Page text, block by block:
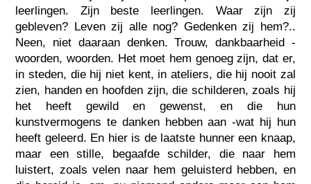
leerlingen. Zijn beste leerlingen. Waar zijn zij
gebleven? Leven zij alle nog? Gedenken zij hem?..
Neen, niet daaraan denken. Trouw, dankbaarheid -
woorden, woorden. Het moet hem genoeg zijn, dat er,
in steden, die hij niet kent, in ateliers, die hij nooit zal
zien, handen en hoofden zijn, die schilderen, zoals hij
het heeft gewild en gewenst, en die hun
kunstvermogens te danken hebben aan -wat hij hun
heeft geleerd. En hier is de laatste hunner een knaap,
maar een stille, begaafde schilder, die naar hem
luistert, zoals velen naar hem geluisterd hebben, en